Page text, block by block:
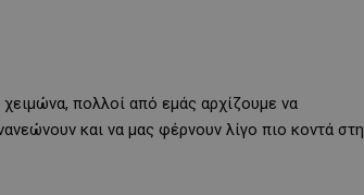
χειμώνα, πολλοί από εμάς αρχίζουμε να
και να μας φέρνουν λίγο πιο κοντά στη